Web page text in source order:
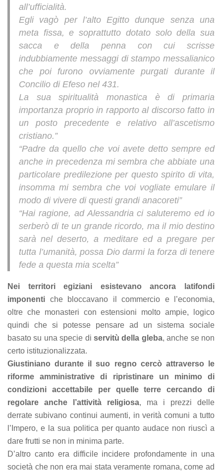
all’ufficialità.
Egli vagò per l’alto Egitto dunque senza una
meta fissa, e soprattutto dotato solo della sua
sacca e della penna con cui scrisse
indubbiamente messaggi di stampo messalianico
che poi furono ovviamente purgati durante il
Concilio di Efeso nel 431.
La sua spiritualità monastica è di primaria
importanza proprio in rapporto al discorso fatto in
un posto precedente e relativo all’ascetismo
cristiano.”
“Padre da quello che voi avete detto sempre ed
anche in precedenza mi sembra che abbiate una
particolare predilezione per questo spirito di vita,
insomma mi sembra che voi vogliate emulare il
modo di vivere di questi grandi anacoreti”
“Hai ragione, ad Alessandria ci saluteremo ed io
serberò di te un grande ricordo, ma il mio destino
sarà nel deserto, a meditare ed a pregare per
tutta l’umanità, possa Dio darmi la forza di tenere
fede a questa mia scelta”
Nei territori egiziani esistevano ancora latifondi
imponenti che bloccavano il commercio e l’economia,
oltre che monasteri con estensioni molto ampie, logico
quindi che si potesse pensare ad un sistema sociale
basato su una specie di servitù della gleba, anche se non
certo istituzionalizzata.
Giustiniano durante il suo regno cercò attraverso le
riforme amministrative di ripristinare un minimo di
condizioni accettabile per quelle terre cercando di
regolare anche l’attività religiosa, ma i prezzi delle
derrate subivano continui aumenti, in verità comuni a tutto
l’Impero, e la sua politica per quanto audace non riuscì a
dare frutti se non in minima parte.
D’altro canto era difficile incidere profondamente in una
società che non era mai stata veramente romana, come ad